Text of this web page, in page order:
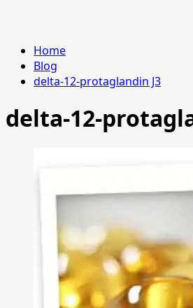
Home
Blog
delta-12-protaglandin J3
delta-12-